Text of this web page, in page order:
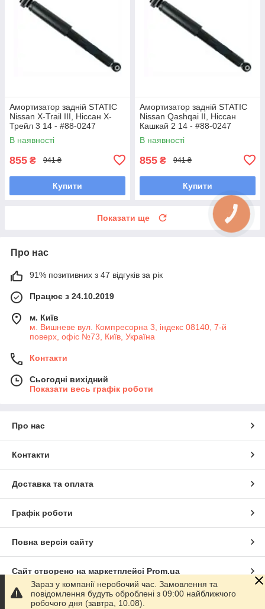
Амортизатор задній STATIC
Nissan X-Trail III, Ніссан Х-
Трейл 3 14 - #88-0247
UAQXXGV7
В наявності
855 ₴ 941 ₴
Купити
Амортизатор задній STATIC
Nissan Qashqai II, Ніссан
Кашкай 2 14 - #88-0247
UAZUANS7
В наявності
855 ₴ 941 ₴
Купити
Показати ще
Про нас
91% позитивних з 47 відгуків за рік
Працює з 24.10.2019
м. Київ
м. Вишневе вул. Компресорна 3, індекс 08140, 7-й
поверх, офіс №73, Київ, Україна
Контакти
Сьогодні вихідний
Показати весь графік роботи
Про нас
Контакти
Доставка та оплата
Графік роботи
Повна версія сайту
Сайт створено на маркетплейсі Prom.ua
Політика конфіденційності
Зараз у компанії неробочий час. Замовлення та
повідомлення будуть оброблені з 09:00 найближчого
робочого дня (завтра, 10.08).